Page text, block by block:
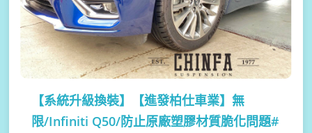
【系統升級換裝】
【進發柏仕車業】無
限/Infiniti Q50/防止原廠塑膠材質脆化問題#